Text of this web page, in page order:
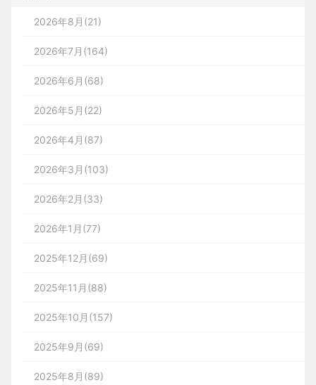
2026年8月(21)
2026年7月(164)
2026年6月(68)
2026年5月(22)
2026年4月(87)
2026年3月(103)
2026年2月(33)
2026年1月(77)
2025年12月(69)
2025年11月(88)
2025年10月(157)
2025年9月(69)
2025年8月(89)